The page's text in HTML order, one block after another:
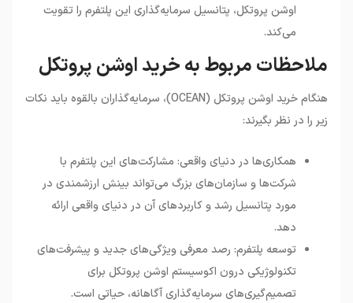
اوشن پروتکل، پتانسیل سرمایه‌گذاری این پلتفرم را تقویت
می‌کند.
ملاحظات مربوط به خرید اوشن پروتکل
هنگام خرید اوشن پروتکل (OCEAN)، سرمایه‌گذاران بالقوه باید نکات
زیر را در نظر بگیرند:
همکاری‌ها در دنیای واقعی: مشارکت‌های این پلتفرم با
شرکت‌ها و سازمان‌های بزرگ می‌تواند بینش ارزشمندی در
مورد پتانسیل رشد و کاربردهای آن در دنیای واقعی ارائه
دهد.
توسعه پلتفرم: رصد معرفی ویژگی‌های جدید و پیشرفت‌های
تکنولوژیکی درون اکوسیستم اوشن پروتکل برای
تصمیم‌گیری‌های سرمایه‌گذاری آگاهانه، حیاتی است.